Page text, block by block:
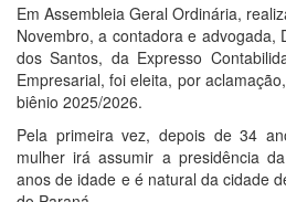
Em Assembleia Geral Ordinária,
Novembro, a contadora e advogada,
dos Santos, da Expresso
Empresarial, foi eleita, por
biênio 2025/2026.
Pela primeira vez, depois de 34
mulher irá assumir a presidência
anos de idade e é natural da cidade